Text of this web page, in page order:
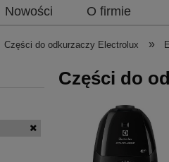
Nowości O firmie
Części do odkurzaczy Electrolux »
Części do